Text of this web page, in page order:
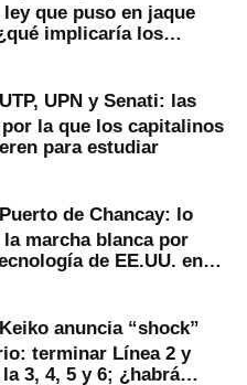
que puso en jaque
implicaría los
UTP, UPN y Senati: las
la que los capitalinos
para estudiar
Puerto de Chancay: lo
la marcha blanca por
de EE.UU. en
Keiko anuncia “shock”
terminar Línea 2 y
3, 4, 5 y 6; ¿habrá